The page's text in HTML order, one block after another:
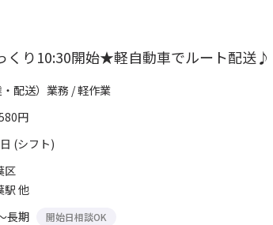
くり10:30開始★軽自動車でルート配送♪
配送）業務 / 軽作業
円
(シフト)
区
駅 他
長期
開始日相談OK